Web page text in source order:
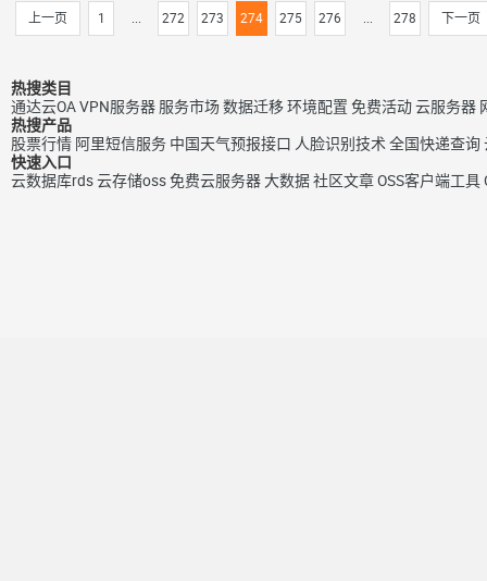
上一页 1 ... 272 273 274 275 276 ... 278 下一页
热搜类目
通达云OAVPN服务器 服务市场数据迁移环境配置 免费活动云服务器
热搜产品
股票行情 阿里短信服务 中国天气预报接口 人脸识别技术 全国快递查询
快速入口
云数据库rds云存储oss免费云服务器大数据社区文章OSS客户端工具